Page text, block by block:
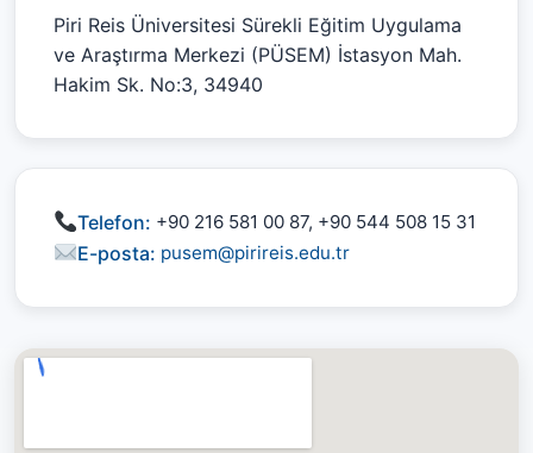
Piri Reis Üniversitesi Sürekli Eğitim Uygulama
ve Araştırma Merkezi (PÜSEM) İstasyon Mah.
Hakim Sk. No:3, 34940
Telefon: +90 216 581 00 87, +90 544 508 15 31
E-posta: pusem@pirireis.edu.tr